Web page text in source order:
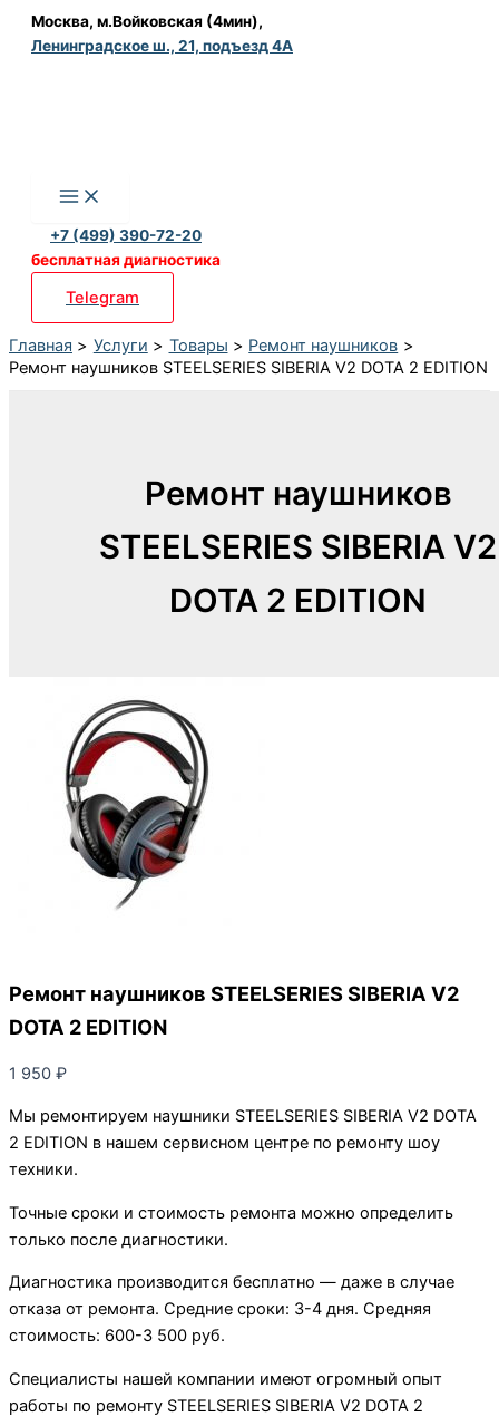
Перейти
Москва, м.Войковская (4мин),
Ленинградское ш., 21, подъезд 4А
+7 (499) 390-72-20
бесплатная диагностика
Telegram
Главная Услуги Товары
Ремонт наушников
Ремонт наушников STEELSERIES SIBERIA V2 DOTA 2 EDITION
Ремонт наушников
STEELSERIES SIBERIA V2
DOTA 2 EDITION
Ремонт наушников STEELSERIES SIBERIA V2
DOTA 2 EDITION
1 950 ₽
Мы ремонтируем наушники STEELSERIES SIBERIA V2 DOTA
2 EDITION в нашем сервисном центре по ремонту шоу
техники.
Точные сроки и стоимость ремонта можно определить
только после диагностики.
Диагностика производится бесплатно — даже в случае
отказа от ремонта. Средние сроки: 3-4 дня. Средняя
стоимость: 600-3 500 руб.
Специалисты нашей компании имеют огромный опыт
работы по ремонту STEELSERIES SIBERIA V2 DOTA 2